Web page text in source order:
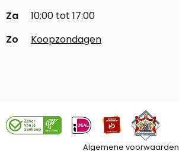
Za
10:00 tot 17:00
Zo
Koopzondagen
Algemene voorwaarden